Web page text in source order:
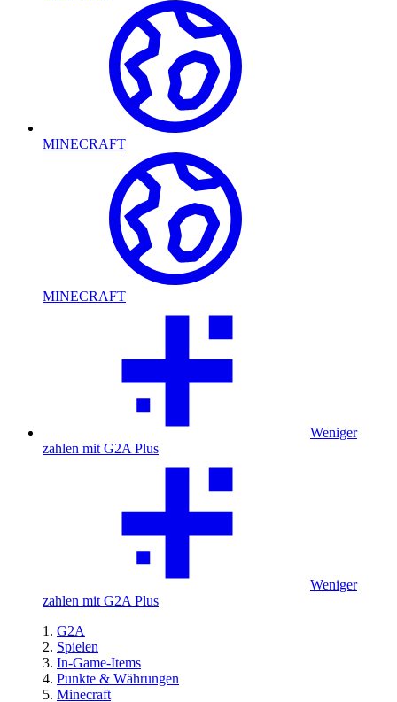
MINECRAFT
MINECRAFT
Weniger
zahlen mit G2A Plus
Weniger
zahlen mit G2A Plus
G2A
Spielen
In-Game-Items
Punkte & Währungen
Minecraft